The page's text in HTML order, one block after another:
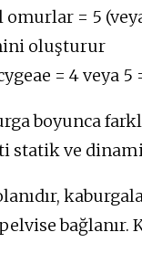
= 5 (veya
oluşturur
= 4 veya 5
boyunca
statik ve